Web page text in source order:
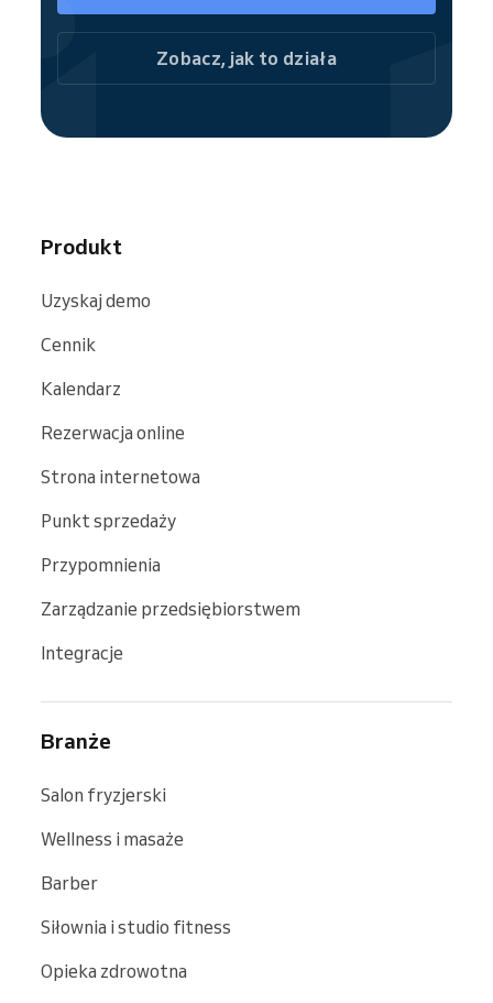
Facebook.
Zobacz, jak to działa
Produkt
Uzyskaj demo
Cennik
Kalendarz
Rezerwacja online
Strona internetowa
Punkt sprzedaży
Przypomnienia
Zarządzanie przedsiębiorstwem
Integracje
Branże
Salon fryzjerski
Wellness i masaże
Barber
Siłownia i studio fitness
Opieka zdrowotna